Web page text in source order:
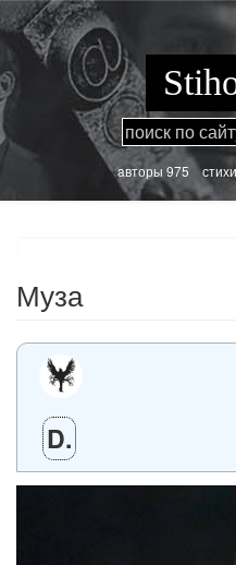
Перейти
к
основному
содержанию
aвторы 975стихи
Муза
D.